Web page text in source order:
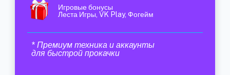
Игровые бонусы
Леста Игры, VK Play, Фогейм
* Премиум техника и аккаунты
для быстрой прокачки